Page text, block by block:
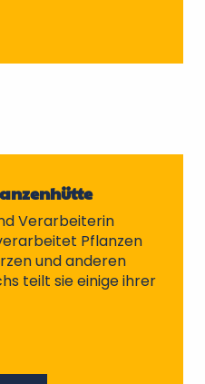
Verarbeiterin
Pflanzen
und anderen
teilt sie einige ihrer